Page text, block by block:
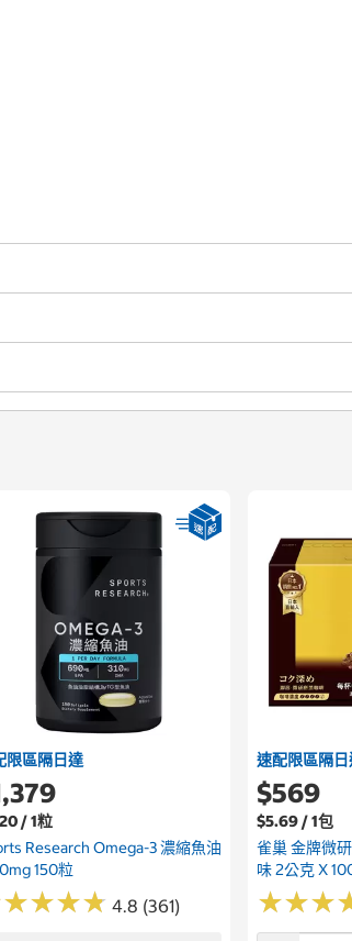
限區隔日達
/ 1粒
Research Omega-3 濃縮魚油
150粒
★★★★
★★★★ 4.8 (361)
速配限區隔
$569
$5.69 / 1包
雀巢 金牌微
味 2公克 X
★★★
★★★